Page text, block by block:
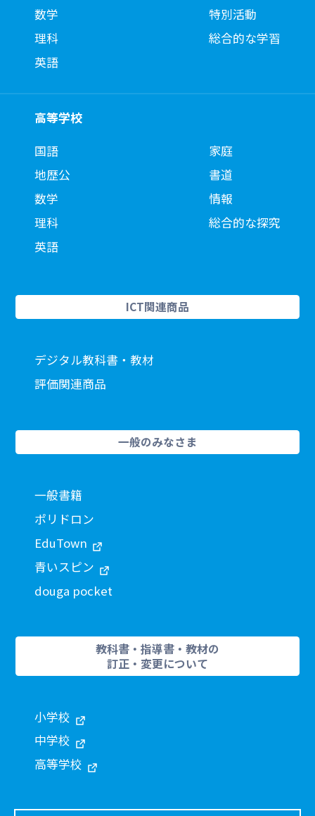
数学
理科
英語
特別活動
総合的な学習
高等学校
国語
地歴公
数学
理科
英語
家庭
書道
情報
総合的な探究
ICT関連商品
デジタル教科書・教材
評価関連商品
一般のみなさま
一般書籍
ポリドロン
EduTown
青いスピン
douga pocket
教科書・指導書・教材の
訂正・変更について
小学校
中学校
高等学校